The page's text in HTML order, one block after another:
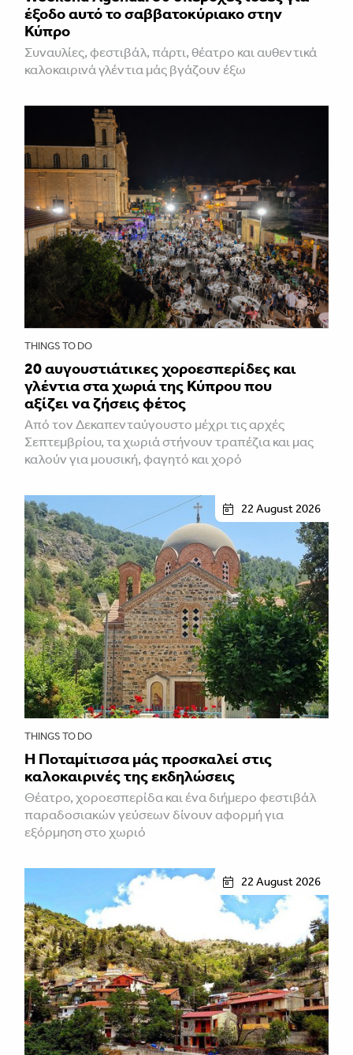
έξοδο αυτό το σαββατοκύριακο στην
Κύπρο
Συναυλίες, φεστιβάλ, πάρτι, θέατρο και αυθεντικά
καλοκαιρινά γλέντια μάς βγάζουν έξω
THINGS TO DO
20 αυγουστιάτικες χοροεσπερίδες και
γλέντια στα χωριά της Κύπρου που
αξίζει να ζήσεις φέτος
Από τον Δεκαπενταύγουστο μέχρι τις αρχές
Σεπτεμβρίου, τα χωριά στήνουν τραπέζια και μας
καλούν για μουσική, φαγητό και χορό
22 August 2026
THINGS TO DO
Η Ποταμίτισσα μάς προσκαλεί στις
καλοκαιρινές της εκδηλώσεις
Θέατρο, χοροεσπερίδα και ένα διήμερο φεστιβάλ
παραδοσιακών γεύσεων δίνουν αφορμή για
εξόρμηση στο χωριό
22 August 2026